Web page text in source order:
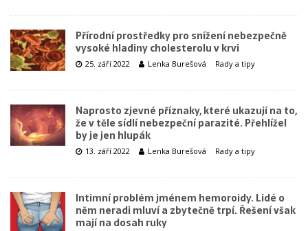
Přírodní prostředky pro snížení nebezpečně
vysoké hladiny cholesterolu v krvi
25. září 2022 Lenka Burešová Rady a tipy
Naprosto zjevné příznaky, které ukazují na to,
že v těle sídlí nebezpeční parazité. Přehlížel
by je jen hlupák
13. září 2022 Lenka Burešová Rady a tipy
Intimní problém jménem hemoroidy. Lidé o
něm neradi mluví a zbytečně trpí. Řešení však
mají na dosah ruky